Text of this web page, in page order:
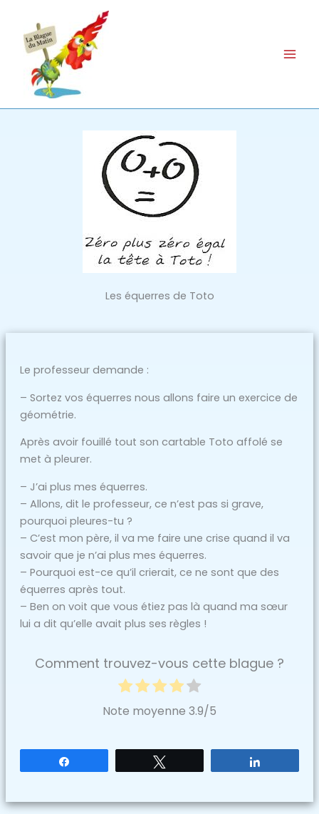
contenu
Les équerres de Toto
Le professeur demande :
– Sortez vos équerres nous allons faire un exercice de
géométrie.
Après avoir fouillé tout son cartable Toto affolé se
met à pleurer.
– J’ai plus mes équerres.
– Allons, dit le professeur, ce n’est pas si grave,
pourquoi pleures-tu ?
– C’est mon père, il va me faire une crise quand il va
savoir que je n’ai plus mes équerres.
– Pourquoi est-ce qu’il crierait, ce ne sont que des
équerres après tout.
– Ben on voit que vous étiez pas là quand ma sœur
lui a dit qu’elle avait plus ses règles !
Comment trouvez-vous cette blague ?
Note moyenne 3.9/5